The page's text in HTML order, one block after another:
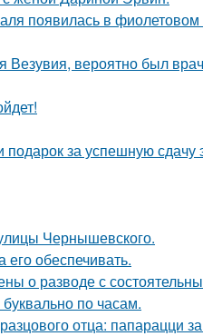
появилась в
вероятно был
за успешную сдачу
Чернышевского.
обеспечивать.
о разводе с
по часам.
отца: папарацци